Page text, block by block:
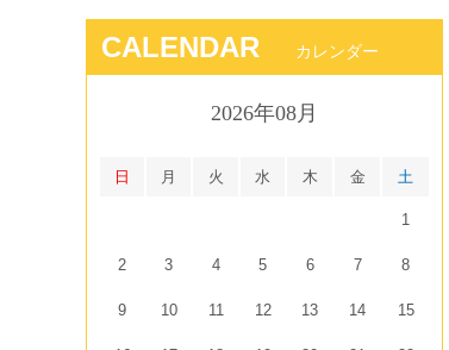
CALENDAR カレンダー
2026年08月
日 月 火 水 木 金 土
1
2 3 4 5 6 7 8
9 10 11 12 13 14 15